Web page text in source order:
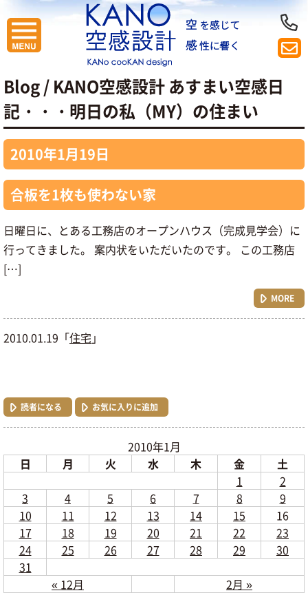
Blog / KANO空感設計 あすまい空感日
記 ・・・明日の私（MY）の住まい
2010年1月19日
合板を1枚も使わない家
日曜日に、とある工務店のオープンハウス（完成見学会）に
行ってきました。 案内状をいただいたのです。 この工務店
[…]
MORE
2010.01.19「住宅 」
読者になる お気に入りに追加
2010年1月
日
月 火 水 木 金 土
« 12月 2月 »
1
2
3
4 5 6 7 8
9
10
11 12 13 14 15
16
17
18 19 20 21 22
23
24
25 26 27 28 29
30
31